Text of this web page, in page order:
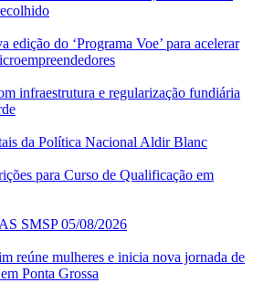
edição do ‘Programa Voe’ para acelerar
infraestrutura e regularização fundiária
da Política Nacional Aldir Blanc
para Curso de Qualificação em
SMSP 05/08/2026
reúne mulheres e inicia nova jornada de
Ponta Grossa